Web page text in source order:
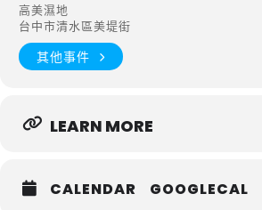
高美濕地
台中市清水區美堤街
其他事件
LEARN MORE
CALENDAR GOOGLECAL